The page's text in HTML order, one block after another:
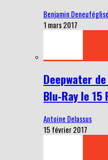
Benjamin Deneuféglise
1 mars 2017
Deepwater
Blu-Ray le 15
Antoine Delassus
15 février 2017